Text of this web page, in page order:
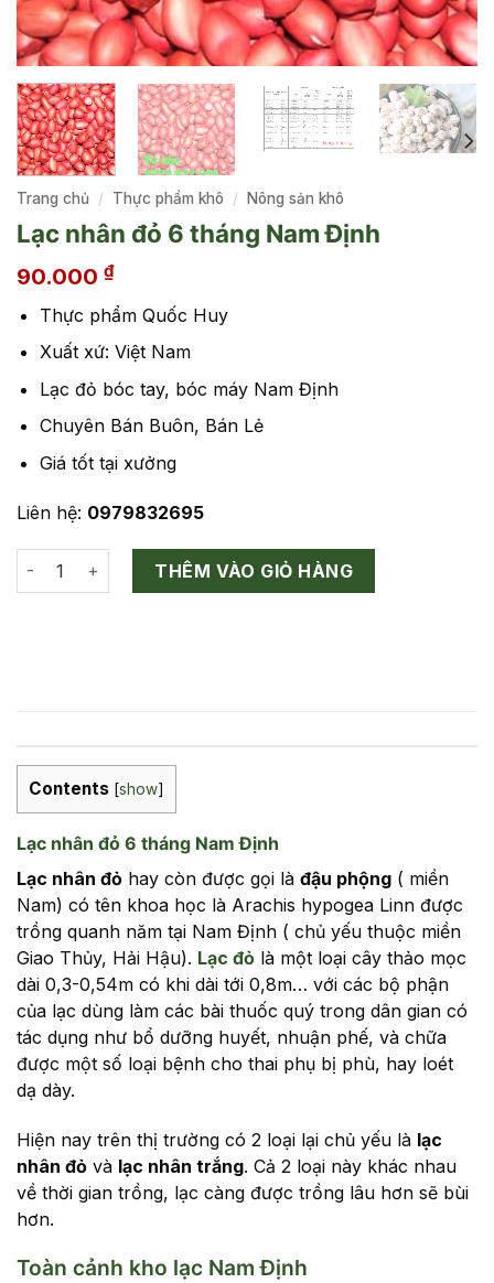
Trang chủ / Thực phẩm khô / Nông sản khô
Lạc nhân đỏ 6 tháng Nam Định
90.000 ₫
Thực phẩm Quốc Huy
Xuất xứ: Việt Nam
Lạc đỏ bóc tay, bóc máy Nam Định
Chuyên Bán Buôn, Bán Lẻ
Giá tốt tại xưởng
Liên hệ: 0979832695
Lạc nhân đỏ 6 tháng Nam Định số lượng
THÊM VÀO GIỎ HÀNG
Contents [show]
Lạc nhân đỏ 6 tháng Nam Định
Lạc nhân đỏ hay còn được gọi là đậu phộng ( miền
Nam) có tên khoa học là Arachis hypogea Linn được
trồng quanh năm tại Nam Định ( chủ yếu thuộc miền
Giao Thủy, Hải Hậu). Lạc đỏ là một loại cây thảo mọc
dài 0,3-0,54m có khi dài tới 0,8m… với các bộ phận
của lạc dùng làm các bài thuốc quý trong dân gian có
tác dụng như bổ dưỡng huyết, nhuận phế, và chữa
được một số loại bệnh cho thai phụ bị phù, hay loét
dạ dày.
Hiện nay trên thị trường có 2 loại lại chủ yếu là lạc
nhân đỏ và lạc nhân trắng. Cả 2 loại này khác nhau
về thời gian trồng, lạc càng được trồng lâu hơn sẽ bùi
hơn.
Toàn cảnh kho lạc Nam Định